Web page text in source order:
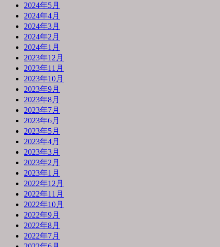
2024年5月
2024年4月
2024年3月
2024年2月
2024年1月
2023年12月
2023年11月
2023年10月
2023年9月
2023年8月
2023年7月
2023年6月
2023年5月
2023年4月
2023年3月
2023年2月
2023年1月
2022年12月
2022年11月
2022年10月
2022年9月
2022年8月
2022年7月